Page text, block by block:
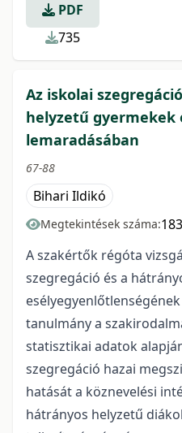
PDF
735
Az iskolai
helyzetű gyermekek
lemaradásában
67-88
Bihari Ildikó
Megtekintések száma:
A szakértők régóta
szegregáció és a
tanulmány a
statisztikai adatok
szegregáció hazai
hatását a köznevelési
hátrányos helyzetű